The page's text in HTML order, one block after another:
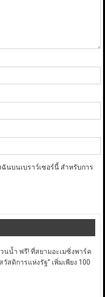
นบนเบราว์เซอร์นี้ สำหรับการ
วนน้ำ ฟรี! ที่สยามอะเมซิ่งพาร์ค
สดิการแห่งรัฐ” เพิ่มเพียง 100